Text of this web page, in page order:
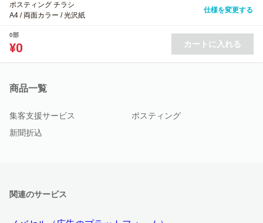
ポスティング チラシ
A4 / 両面カラー / 光沢紙
仕様を変更する
0部
¥0 カートに入れる
商品一覧
集客支援サービス
ポスティング
新聞折込
関連のサービス